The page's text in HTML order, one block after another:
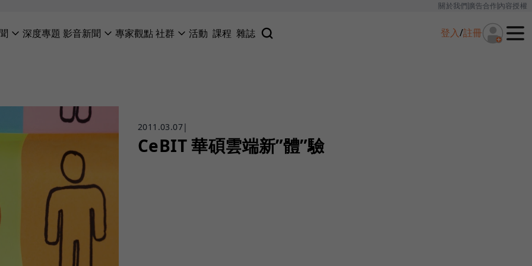
關於我們廣告合作內容授權
深度專題 影音新聞 專家觀點社群 活動 課程 雜誌 登入/註冊
2011.03.07|
CeBIT 華碩雲端新”體”驗